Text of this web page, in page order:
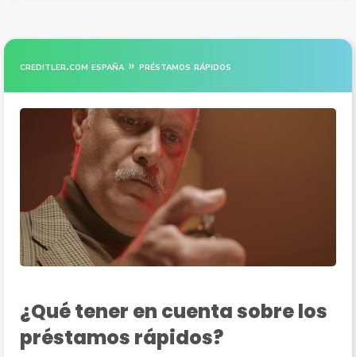
creditler.com españa » préstamos rápidos
¿Qué tener en cuenta sobre los
préstamos rápidos?